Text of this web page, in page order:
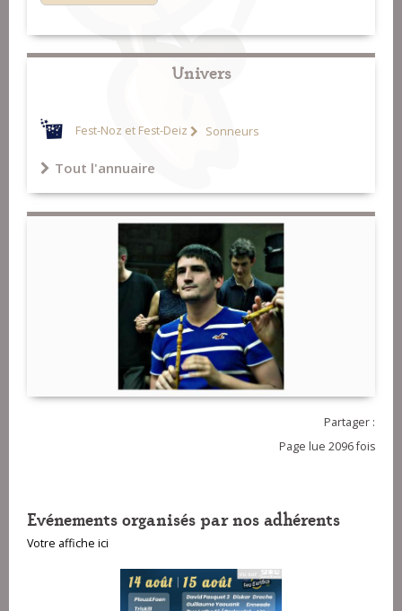
Univers
Fest-Noz et Fest-Deiz Sonneurs
Tout l'annuaire
Partager :
Page lue 2096 fois
Evénements organisés par nos adhérents
Votre affiche ici